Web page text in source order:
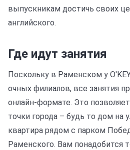
выпускникам достичь своих
английского.
Где идут занятия
Поскольку в Раменском у
очных филиалов, все занятия
онлайн-формате. Это
точки города – будь то дом на
квартира рядом с парком
Раменского. Вам понадобится